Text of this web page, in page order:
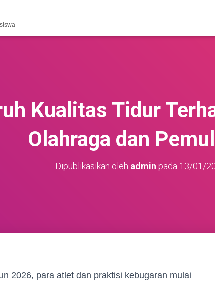
Kualitas Tidur
Olahraga dan
Dipublikasikan oleh admin pada 13/01/
2026, para atlet dan praktisi kebugaran mulai